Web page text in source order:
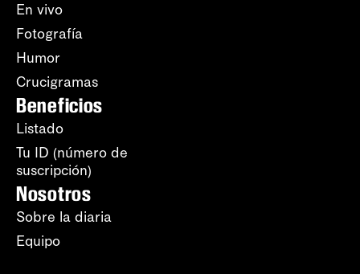
En vivo
Fotografía
Humor
Crucigramas
Beneficios
Listado
Tu ID (número de
suscripción)
Nosotros
Sobre la diaria
Equipo